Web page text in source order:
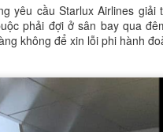
yêu cầu Starlux Airlines giải
phải đợi ở sân bay qua
không để xin lỗi phi hành
các hệ thống tên lửa trên
có máy bay PLA nào
của nước này trong thời